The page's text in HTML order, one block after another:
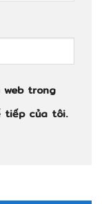
trong
tiếp của tôi.